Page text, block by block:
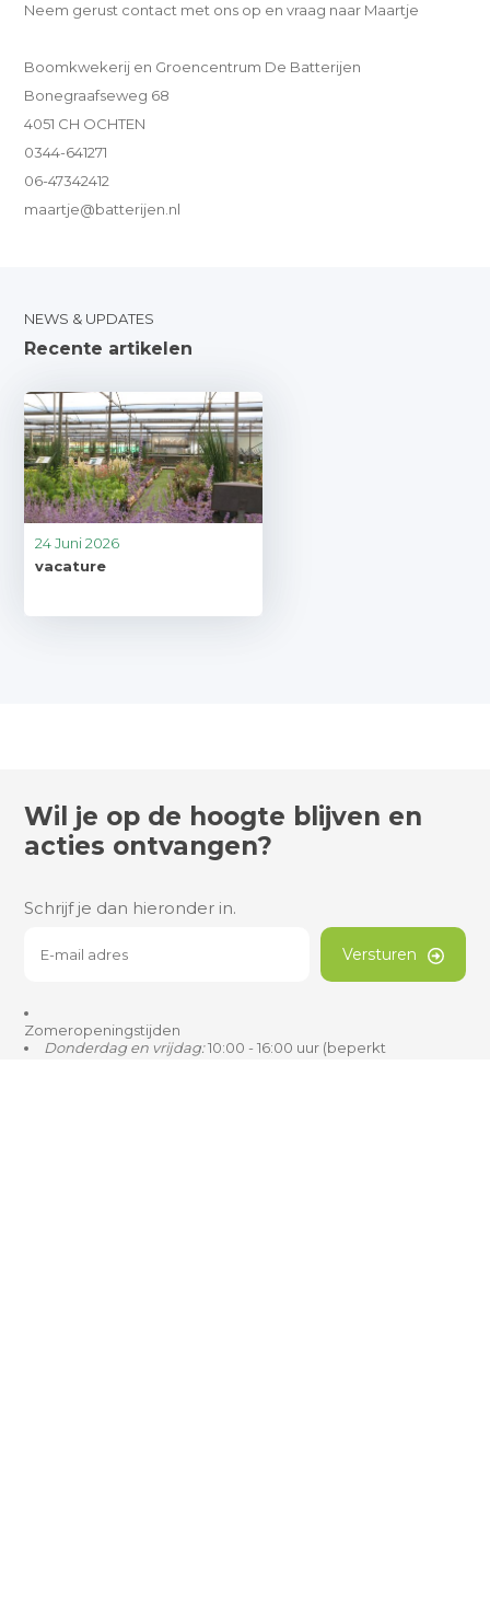
Neem gerust contact met ons op en vraag naar Maartje
Boomkwekerij en Groencentrum De Batterijen
Bonegraafseweg 68
4051 CH OCHTEN
0344-641271
06-47342412
maartje@batterijen.nl
NEWS & UPDATES
Recente artikelen
24 Juni 2026
vacature
Wil je op de hoogte blijven en
acties ontvangen?
Schrijf je dan hieronder in.
Versturen
Zomeropeningstijden
Donderdag en vrijdag:10:00 - 16:00 uur (beperkt